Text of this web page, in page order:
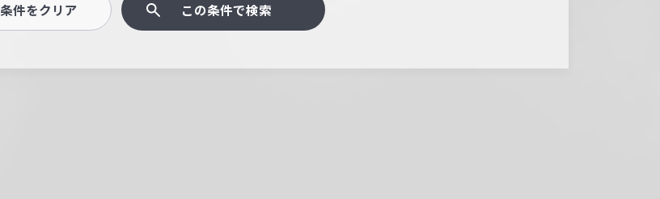
条件をクリア この条件で検索